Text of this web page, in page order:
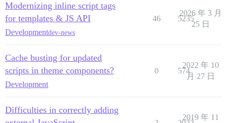
Modernizing inline script tags
for templates & JS API
Developmentdev-news
46 5235
2026 年 3 月
25 日
Cache busting for updated
scripts in theme components?
Development
0 574
2022 年 10
月 27 日
Difficulties in correctly adding
2019 年 11